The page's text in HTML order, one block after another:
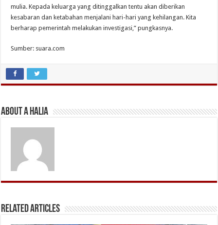
mulia. Kepada keluarga yang ditinggalkan tentu akan diberikan
kesabaran dan ketabahan menjalani hari-hari yang kehilangan. Kita
berharap pemerintah melakukan investigasi,” pungkasnya.
Sumber: suara.com
About A Halia
Related Articles